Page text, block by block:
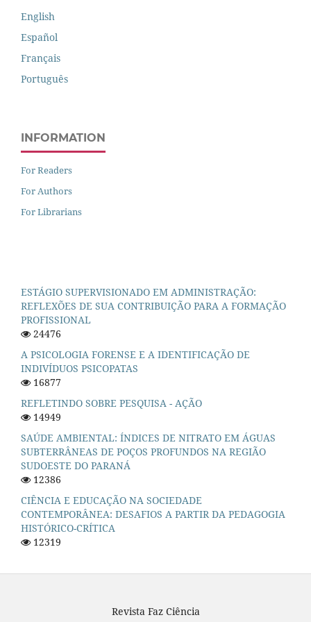
English
Español
Français
Português
INFORMATION
For Readers
For Authors
For Librarians
ESTÁGIO SUPERVISIONADO EM ADMINISTRAÇÃO:
REFLEXÕES DE SUA CONTRIBUIÇÃO PARA A FORMAÇÃO
PROFISSIONAL
24476
A PSICOLOGIA FORENSE E A IDENTIFICAÇÃO DE
INDIVÍDUOS PSICOPATAS
16877
REFLETINDO SOBRE PESQUISA - AÇÃO
14949
SAÚDE AMBIENTAL: ÍNDICES DE NITRATO EM ÁGUAS
SUBTERRÂNEAS DE POÇOS PROFUNDOS NA REGIÃO
SUDOESTE DO PARANÁ
12386
CIÊNCIA E EDUCAÇÃO NA SOCIEDADE
CONTEMPORÂNEA: DESAFIOS A PARTIR DA PEDAGOGIA
HISTÓRICO-CRÍTICA
12319
Revista Faz Ciência